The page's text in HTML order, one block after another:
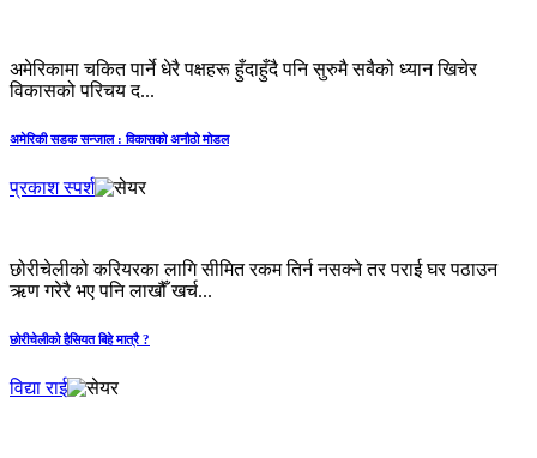
अमेरिकामा चकित पार्ने धेरै पक्षहरू हुँदाहुँदै पनि सुरुमै सबैको ध्यान खिचेर
विकासको परिचय द...
अमेरिकी सडक सन्जाल : विकासको अनौठो मोडल
प्रकाश स्पर्श
छोरीचेलीको करियरका लागि सीमित रकम तिर्न नसक्ने तर पराई घर पठाउन
ऋण गरेरै भए पनि लाखौँ खर्च...
छोरीचेलीको हैसियत बिहे मात्रै ?
विद्या राई